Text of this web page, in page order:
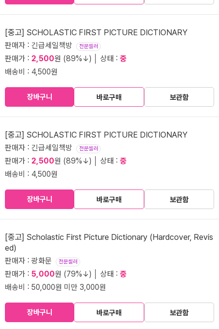
[중고] SCHOLASTIC FIRST PICTURE DICTIONARY
판매자 : 긴급세일책방 전문셀러
판매가 : 2,500원 (89%↓) │ 상태 : 중
배송비 : 4,500원
장바구니 바로구매 보관함
[중고] SCHOLASTIC FIRST PICTURE DICTIONARY
판매자 : 긴급세일책방 전문셀러
판매가 : 2,500원 (89%↓) │ 상태 : 중
배송비 : 4,500원
장바구니 바로구매 보관함
[중고] Scholastic First Picture Dictionary (Hardcover, Revis
ed)
판매자 : 광화문 전문셀러
판매가 : 5,000원 (79%↓) │ 상태 : 중
배송비 : 50,000원 미만 3,000원
장바구니 바로구매 보관함